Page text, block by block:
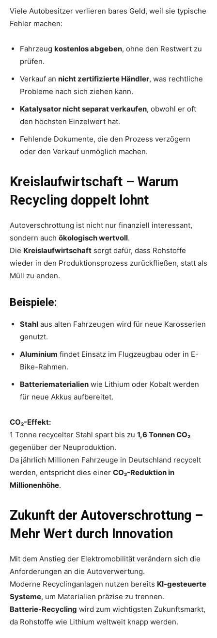
Viele Autobesitzer verlieren bares Geld, weil sie typische
Fehler machen:
Fahrzeug kostenlos abgeben, ohne den Restwert zu
prüfen.
Verkauf an nicht zertifizierte Händler, was rechtliche
Probleme nach sich ziehen kann.
Katalysator nicht separat verkaufen, obwohl er oft
den höchsten Einzelwert hat.
Fehlende Dokumente, die den Prozess verzögern
oder den Verkauf unmöglich machen.
Kreislaufwirtschaft – Warum
Recycling doppelt lohnt
Autoverschrottung ist nicht nur finanziell interessant,
sondern auch ökologisch wertvoll.
Die Kreislaufwirtschaft sorgt dafür, dass Rohstoffe
wieder in den Produktionsprozess zurückfließen, statt als
Müll zu enden.
Beispiele:
Stahl aus alten Fahrzeugen wird für neue Karosserien
genutzt.
Aluminium findet Einsatz im Flugzeugbau oder in E-
Bike-Rahmen.
Batteriematerialien wie Lithium oder Kobalt werden
für neue Akkus aufbereitet.
CO₂-Effekt:
1 Tonne recycelter Stahl spart bis zu 1,6 Tonnen CO₂
gegenüber der Neuproduktion.
Da jährlich Millionen Fahrzeuge in Deutschland recycelt
werden, entspricht dies einer CO₂-Reduktion in
Millionenhöhe.
Zukunft der Autoverschrottung –
Mehr Wert durch Innovation
Mit dem Anstieg der Elektromobilität verändern sich die
Anforderungen an die Autoverwertung.
Moderne Recyclinganlagen nutzen bereits KI-gesteuerte
Systeme, um Materialien präzise zu trennen.
Batterie-Recycling wird zum wichtigsten Zukunftsmarkt,
da Rohstoffe wie Lithium weltweit knapp werden.